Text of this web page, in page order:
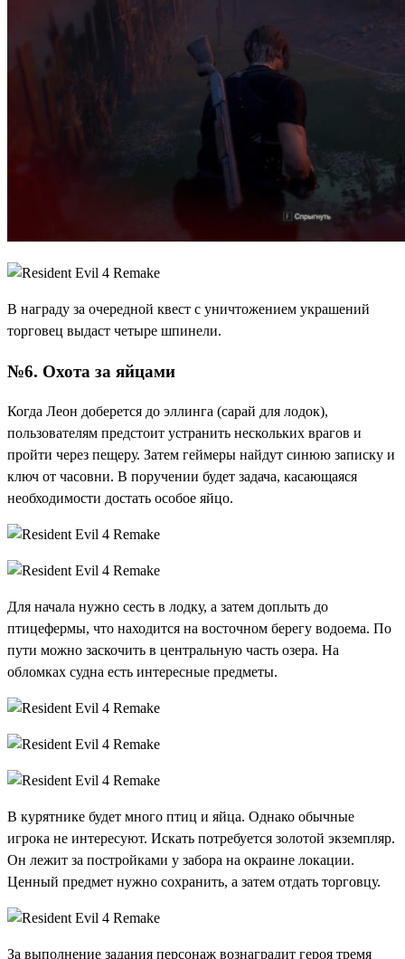
В награду за очередной квест с уничтожением украшений
торговец выдаст четыре шпинели.
№6. Охота за яйцами
Когда Леон доберется до эллинга (сарай для лодок),
пользователям предстоит устранить нескольких врагов и
пройти через пещеру. Затем геймеры найдут синюю записку и
ключ от часовни. В поручении будет задача, касающаяся
необходимости достать особое яйцо.
Для начала нужно сесть в лодку, а затем доплыть до
птицефермы, что находится на восточном берегу водоема. По
пути можно заскочить в центральную часть озера. На
обломках судна есть интересные предметы.
В курятнике будет много птиц и яйца. Однако обычные
игрока не интересуют. Искать потребуется золотой экземпляр.
Он лежит за постройками у забора на окраине локации.
Ценный предмет нужно сохранить, а затем отдать торговцу.
За выполнение задания персонаж вознаградит героя тремя